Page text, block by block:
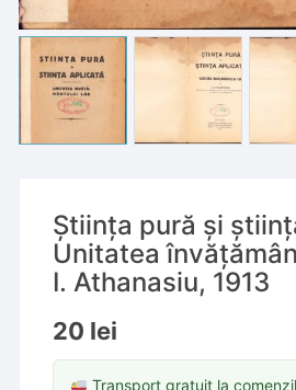
Știința pură și
Unitatea
I. Athanasiu, 1913
20 lei
Transport gratuit la